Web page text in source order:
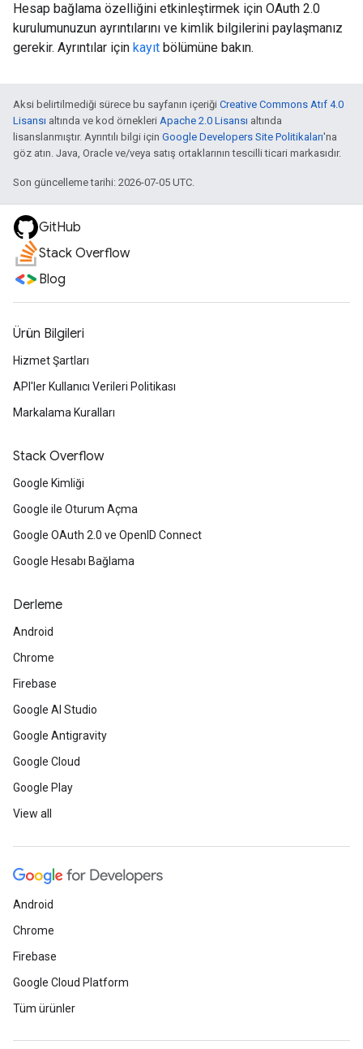
Hesap bağlama özelliğini etkinleştirmek için OAuth 2.0
kurulumunuzun ayrıntılarını ve kimlik bilgilerini paylaşmanız
gerekir. Ayrıntılar için kayıt bölümüne bakın.
Aksi belirtilmediği sürece bu sayfanın içeriği Creative Commons Atıf 4.0
Lisansı altında ve kod örnekleri Apache 2.0 Lisansı altında
lisanslanmıştır. Ayrıntılı bilgi için Google Developers Site Politikaları'na
göz atın. Java, Oracle ve/veya satış ortaklarının tescilli ticari markasıdır.
Son güncelleme tarihi: 2026-07-05 UTC.
GitHub
Stack Overflow
Blog
Ürün Bilgileri
Hizmet Şartları
API'ler Kullanıcı Verileri Politikası
Markalama Kuralları
Stack Overflow
Google Kimliği
Google ile Oturum Açma
Google OAuth 2.0 ve OpenID Connect
Google Hesabı Bağlama
Derleme
Android
Chrome
Firebase
Google AI Studio
Google Antigravity
Google Cloud
Google Play
View all
Android
Chrome
Firebase
Google Cloud Platform
Tüm ürünler